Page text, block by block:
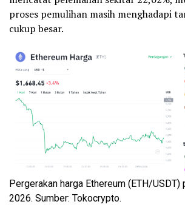
proses pemulihan masih menghadapi
cukup besar.
Pergerakan harga Ethereum (ETH/USDT)
2026. Sumber: Tokocrypto.